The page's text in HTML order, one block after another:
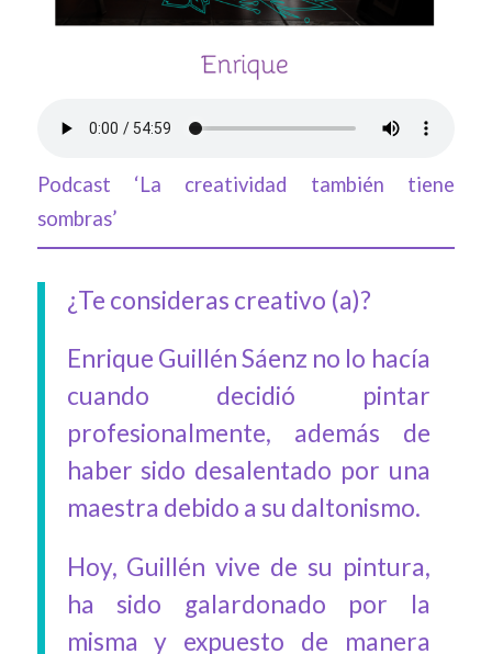
Podcast ‘La creatividad también tiene
sombras’
¿Te consideras creativo (a)?
Enrique Guillén Sáenz no lo hacía
cuando decidió pintar
profesionalmente, además de
haber sido desalentado por una
maestra debido a su daltonismo.
Hoy, Guillén vive de su pintura,
ha sido galardonado por la
misma y expuesto de manera